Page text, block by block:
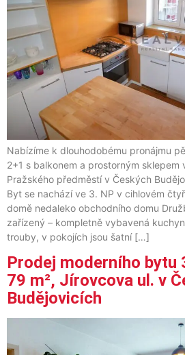
Nabízíme k dlouhodobému pronájmu
2+1 s balkonem a prostorným sklepem
Pražského předměstí v Českých
Byt se nachází ve 3. NP v cihlovém
domě nedaleko obchodního domu
zařízený – kompletně vybavená
trouby, v pokojích jsou šatní […]
Prodej moderního bytu
79 m², Jírovcova ul. v
Budějovicích